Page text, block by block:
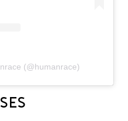
(@humanrace)